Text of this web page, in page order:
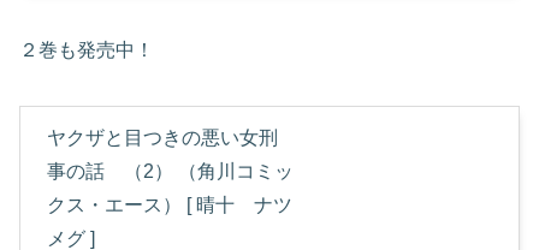
２巻も発売中！
ヤクザと目つきの悪い女刑
事の話 （2） （角川コミッ
クス・エース） [ 晴十 ナツ
メグ ]